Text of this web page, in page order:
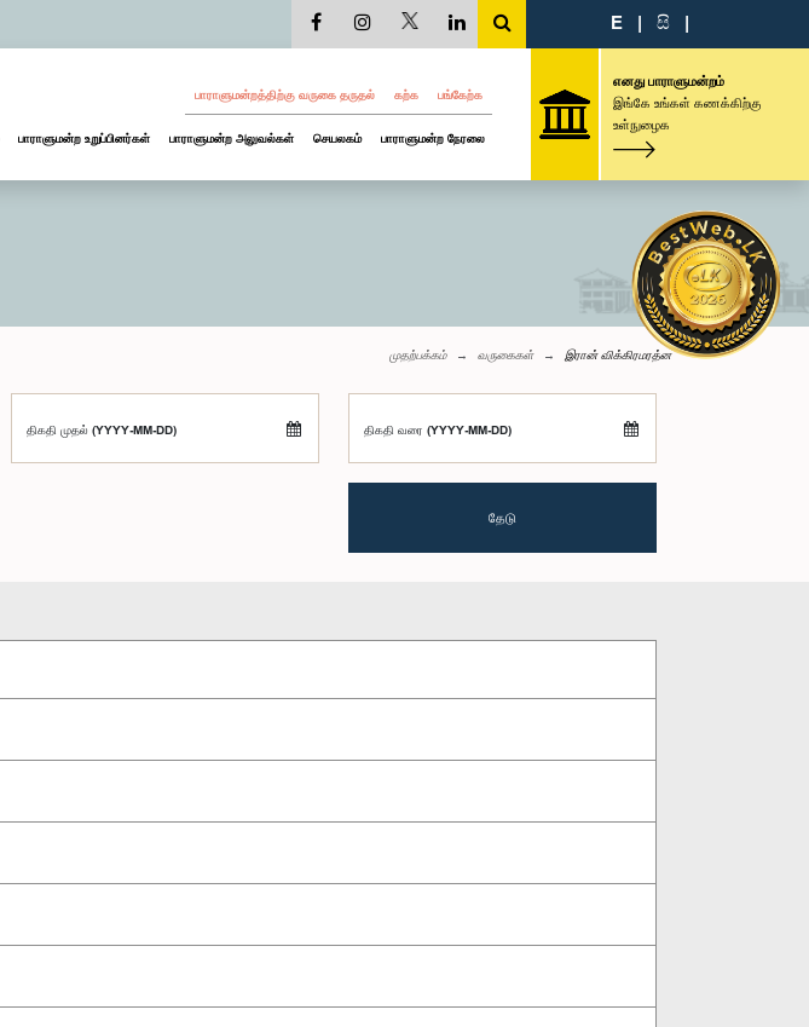
E | සි |
பாராளுமன்றத்திற்கு வருகை தருதல் கற்க பங்கேற்க
பாராளுமன்ற உறுப்பினர்கள் பாராளுமன்ற அலுவல்கள் செயலகம் பாராளுமன்ற நேரலை
எனது பாராளுமன்றம்
இங்கே உங்கள் கணக்கிற்கு
உள்நுழைக
முதற்பக்கம் வருகைகள் இரான் விக்கிரமரத்ன
திகதி முதல் (YYYY-MM-DD) திகதி வரை (YYYY-MM-DD)
தேடு